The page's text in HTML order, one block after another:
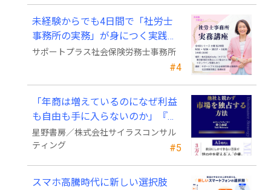
#4
未経験からでも4日間で「社労士
事務所の実務」が身につく実践講
座、2026年9月開講
サポートプラス社会保険労務士事務所
#5
「年商は増えているのになぜ利益
も自由も手に入らないのか」『他
社と競わず 市場を独占する方法』
発売
星野書房／株式会社サイラスコンサル
ティング
スマホ高騰時代に新しい選択肢